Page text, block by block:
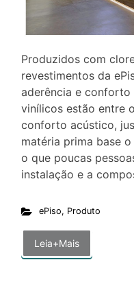
Produzidos com
revestimentos da
aderência e conforto
vinílicos estão entre
conforto acústico,
matéria prima base
o que poucas
instalação e a
ePiso, Produto
Leia+Mais